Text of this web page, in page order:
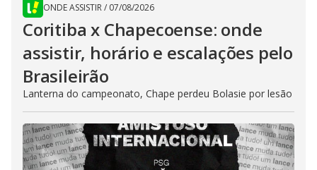
ONDE ASSISTIR/ 07/08/2026
Coritiba x Chapecoense: onde
assistir, horário e escalações pelo
Brasileirão
Lanterna do campeonato, Chape perdeu Bolasie por lesão